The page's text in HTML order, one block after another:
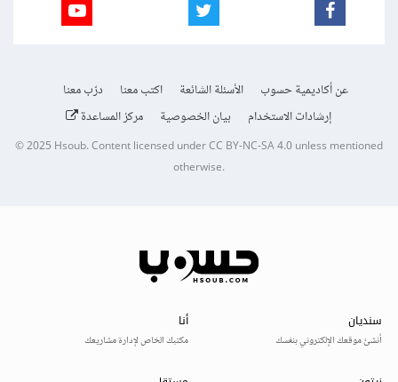
عن أكاديمية حسوب الأسئلة الشائعة اكتب معنا
درّب معنا
إرشادات الاستخدام
بيان الخصوصية مركز المساعدة
© 2025Hsoub.Content licensed underCC BY-NC-SA 4.0unless mentioned
otherwise.